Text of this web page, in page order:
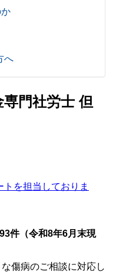
へ
門社労士 但
を担当しておりま
件（令和8年6月末現
傷病のご相談に対応し